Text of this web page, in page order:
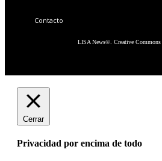
Contacto
LISA News©. Creative Commons
Cerrar
Privacidad por encima de todo